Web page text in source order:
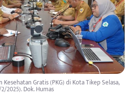
Gratis (PKG) di Kota Tikep Selasa,
2/2025). Dok. Humas